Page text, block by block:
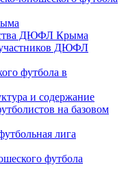
ДЮФЛ Крыма
ДЮФЛ
футбола в
и содержание
на базовом
лига
футбола